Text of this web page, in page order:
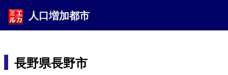
人口増加都市
長野県長野市